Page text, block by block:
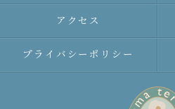
アクセス
プライバシーポリシー